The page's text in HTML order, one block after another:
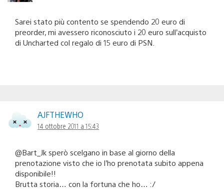
Sarei stato più contento se spendendo 20 euro di
preorder, mi avessero riconosciuto i 20 euro sull’acquisto
di Uncharted col regalo di 15 euro di PSN.
AJFTHEWHO
14 ottobre 2011 a 15:43
@Bart_Jk sperò scelgano in base al giorno della
prenotazione visto che io l’ho prenotata subito appena
disponibile!!
Brutta storia… con la fortuna che ho… :/